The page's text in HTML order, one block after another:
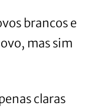
brancos e
mas sim
claras